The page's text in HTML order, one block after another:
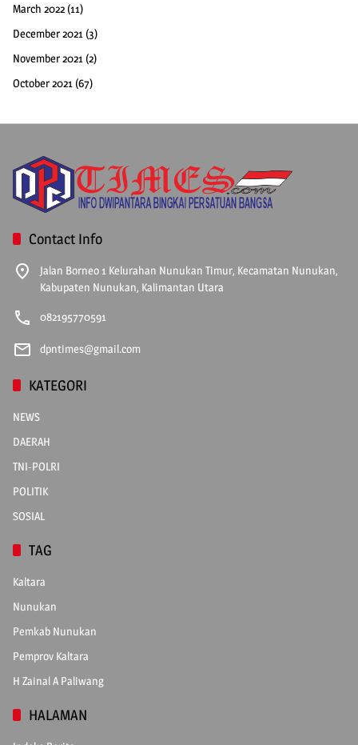
March 2022 (11)
December 2021 (3)
November 2021 (2)
October 2021 (67)
Contact Info
Jalan Borneo 1 Kelurahan Nunukan Timur, Kecamatan Nunukan,
Kabupaten Nunukan, Kalimantan Utara
082195770591
dpntimes@gmail.com
KATEGORI
NEWS
DAERAH
TNI-POLRI
POLITIK
SOSIAL
TAG
Kaltara
Nunukan
Pemkab Nunukan
Pemprov Kaltara
H Zainal A Paliwang
HALAMAN